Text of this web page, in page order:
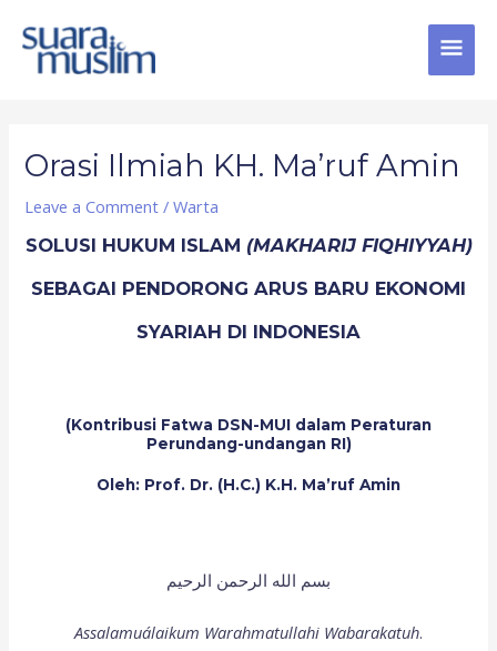
content
Orasi Ilmiah KH. Ma’ruf Amin
Leave a Comment /Warta
SOLUSI HUKUM ISLAM (MAKHARIJ FIQHIYYAH)
SEBAGAI PENDORONG ARUS BARU EKONOMI
SYARIAH DI INDONESIA
(Kontribusi Fatwa DSN-MUI dalam Peraturan
Perundang-undangan RI)
Oleh: Prof. Dr. (H.C.) K.H. Ma’ruf Amin
بسم الله الرحمن الرحيم
Assalamuálaikum Warahmatullahi Wabarakatuh.